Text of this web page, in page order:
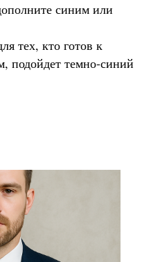
синим или
тех, кто готов к
подойдет темно-синий